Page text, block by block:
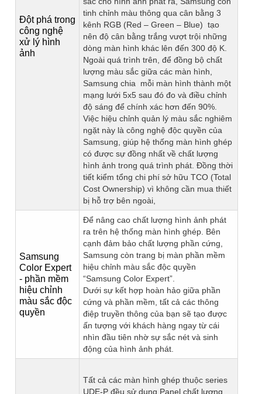
Đột phá trong
công nghệ
xử lý hình
ảnh
tinh chỉnh màu thông qua cân bằng 3
kênh RGB (Red – Green – Blue) tạo
nên độ cân bằng trắng vượt trội những
dòng màn hình khác lên đến 300 độ K.
Ngoài quá trình trên, để đồng bộ chất
lượng màu sắc giữa các màn hình,
Samsung chia mỗi màn hình thành một
mạng lưới 5x5 sau đó đo và điều chỉnh
độ sáng để chính xác hơn đến 90%.
Việc hiệu chỉnh quản lý màu sắc nghiêm
ngặt này là công nghệ độc quyền của
Samsung, giúp hệ thống màn hình ghép
có được sự đồng nhất về chất lượng
hình ảnh trong quá trình phát. Đồng thời
tiết kiểm tổng chi phí sở hữu TCO (Total
Cost Ownership) vì không cần mua thiết
bị hỗ trợ bên ngoài,
Samsung
Color Expert
- phần mềm
hiệu chỉnh
màu sắc độc
quyền
Để nâng cao chất lượng hình ảnh phát
ra trên hệ thống màn hình ghép. Bên
cạnh đảm bảo chất lượng phần cứng,
Samsung còn trang bị màn phần mềm
hiệu chỉnh màu sắc độc quyền
“Samsung Color Expert”.
Dưới sự kết hợp hoàn hảo giữa phần
cứng và phần mềm, tất cả các thông
điệp truyền thông của bạn sẽ tạo được
ấn tượng với khách hàng ngay từ cái
nhìn đầu tiên nhờ sự sắc nét và sinh
động của hình ảnh phát.
Tất cả các màn hình ghép thuộc series
UDE-P đều sử dụng Panel chất lượng